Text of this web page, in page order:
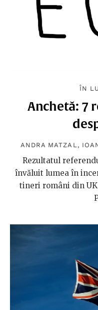
ÎN
Anchetă: 7
ANDRA MATZAL,
Rezultatul
învăluit lumea în
tineri români din